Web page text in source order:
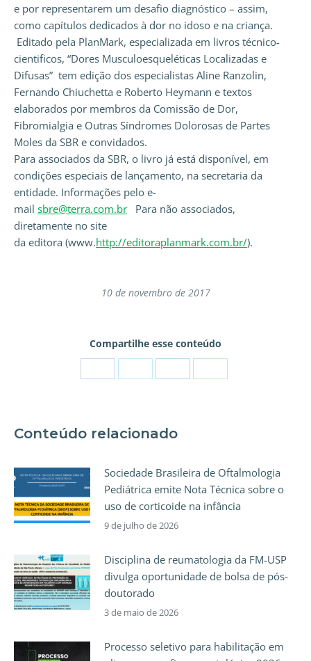
e por representarem um desafio diagnóstico – assim,
como capítulos dedicados à dor no idoso e na criança.
Editado pela PlanMark, especializada em livros técnico-
cientificos, “Dores Musculoesqueléticas Localizadas e
Difusas” tem edição dos especialistas Aline Ranzolin,
Fernando Chiuchetta e Roberto Heymann e textos
elaborados por membros da Comissão de Dor,
Fibromialgia e Outras Síndromes Dolorosas de Partes
Moles da SBR e convidados.
Para associados da SBR, o livro já está disponível, em
condições especiais de lançamento, na secretaria da
entidade. Informações pelo e-
mail sbre@terra.com.br
Para não associados,
diretamente no site
da editora (www.http://editoraplanmark.com.br/).
10 de novembro de 2017
Compartilhe esse conteúdo
Conteúdo relacionado
Sociedade Brasileira de Oftalmologia
Pediátrica emite Nota Técnica sobre o
uso de corticoide na infância
9 de julho de 2026
Disciplina de reumatologia da FM-USP
divulga oportunidade de bolsa de pós-
doutorado
3 de maio de 2026
Processo seletivo para habilitação em